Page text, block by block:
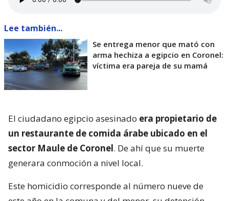
Lee también...
Se entrega menor que mató con
arma hechiza a egipcio en Coronel:
víctima era pareja de su mamá
El ciudadano egipcio asesinado era propietario de
un restaurante de comida árabe ubicado en el
sector Maule de Coronel. De ahí que su muerte
generara conmoción a nivel local.
Este homicidio corresponde al número nueve de